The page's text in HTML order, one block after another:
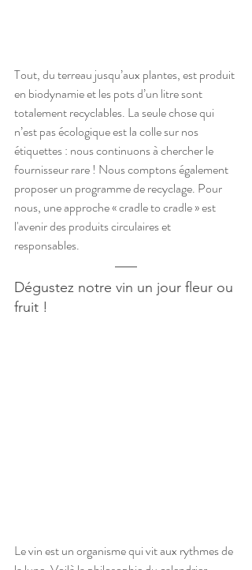
Tout, du terreau jusqu’aux plantes, est produit
en biodynamie et les pots d’un litre sont
totalement recyclables. La seule chose qui
n’est pas écologique est la colle sur nos
étiquettes : nous continuons à chercher le
fournisseur rare ! Nous comptons également
proposer un programme de recyclage. Pour
nous, une approche « cradle to cradle » est
l'avenir des produits circulaires et
responsables.
Dégustez notre vin un jour fleur ou
fruit !
Le vin est un organisme qui vit aux rythmes de